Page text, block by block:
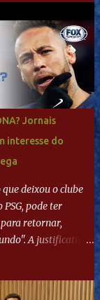
Jornais
interesse do
deixou o clube
pode ter
retornar,
A justificativa
Neymar